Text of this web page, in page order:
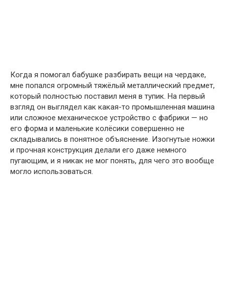
Когда я помогал бабушке разбирать вещи на чердаке,
мне попался огромный тяжёлый металлический предмет,
который полностью поставил меня в тупик. На первый
взгляд он выглядел как какая-то промышленная машина
или сложное механическое устройство с фабрики — но
его форма и маленькие колёсики совершенно не
складывались в понятное объяснение. Изогнутые ножки
и прочная конструкция делали его даже немного
пугающим, и я никак не мог понять, для чего это вообще
могло использоваться.